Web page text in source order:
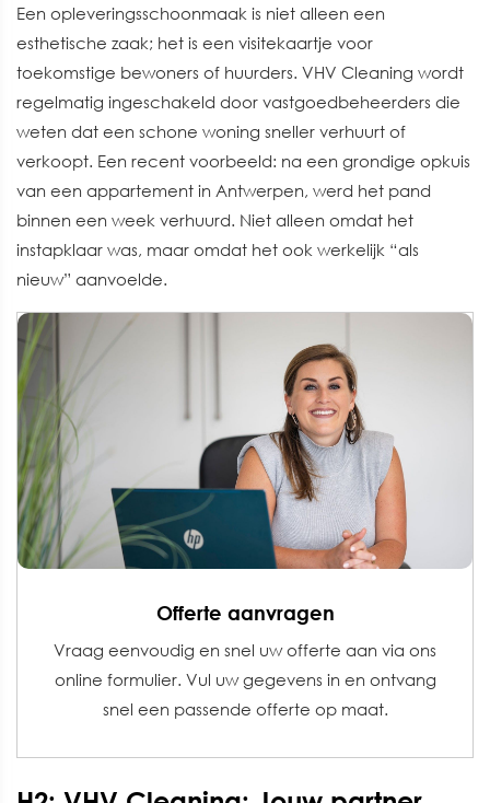
Een opleveringsschoonmaak is niet alleen een
esthetische zaak; het is een visitekaartje voor
toekomstige bewoners of huurders. VHV Cleaning wordt
regelmatig ingeschakeld door vastgoedbeheerders die
weten dat een schone woning sneller verhuurt of
verkoopt. Een recent voorbeeld: na een grondige opkuis
van een appartement in Antwerpen, werd het pand
binnen een week verhuurd. Niet alleen omdat het
instapklaar was, maar omdat het ook werkelijk “als
nieuw” aanvoelde.
Offerte aanvragen
Vraag eenvoudig en snel uw offerte aan via ons
online formulier. Vul uw gegevens in en ontvang
snel een passende offerte op maat.